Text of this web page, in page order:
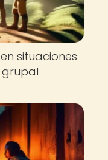
situaciones
grupal